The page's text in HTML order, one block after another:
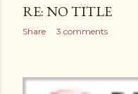
RE: NO TITLE
Share 3 comments